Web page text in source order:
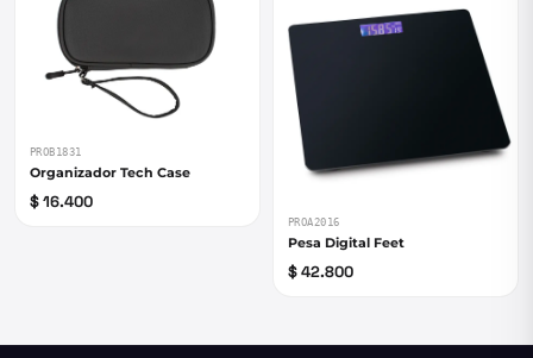
PROB1831
Organizador Tech Case
$ 16.400
PROA2016
Pesa Digital Feet
$ 42.800